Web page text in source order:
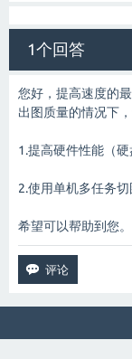
1个回答
您好，提高速度的
出图质量的情况下
1.提高硬件性能（硬
2.使用单机多任务
希望可以帮助到您。